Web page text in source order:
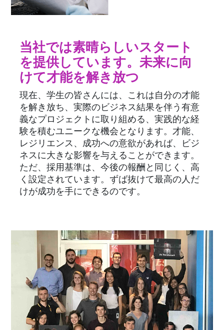
当社では素晴らしいスタート
を提供しています。未来に向
けて才能を解き放つ
現在、学生の皆さんには、これは自分の才能
を解き放ち、実際のビジネス結果を伴う有意
義なプロジェクトに取り組める、実践的な経
験を積むユニークな機会となります。才能、
レジリエンス、成功への意欲があれば、ビジ
ネスに大きな影響を与えることができます。
ただ、採用基準は、今後の報酬と同じく、高
く設定されています。ずば抜けて最高の人だ
けが成功を手にできるのです。